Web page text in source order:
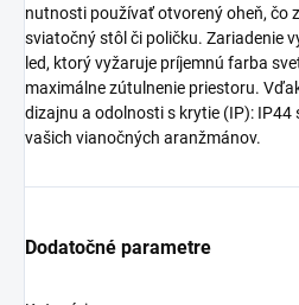
nutnosti používať otvorený oheň, čo
sviatočný stôl či poličku. Zariadenie
led, ktorý vyžaruje príjemnú farba
maximálne zútulnenie priestoru.
dizajnu a odolnosti s krytie (IP):
vašich vianočných aranžmánov.
Dodatočné parametre